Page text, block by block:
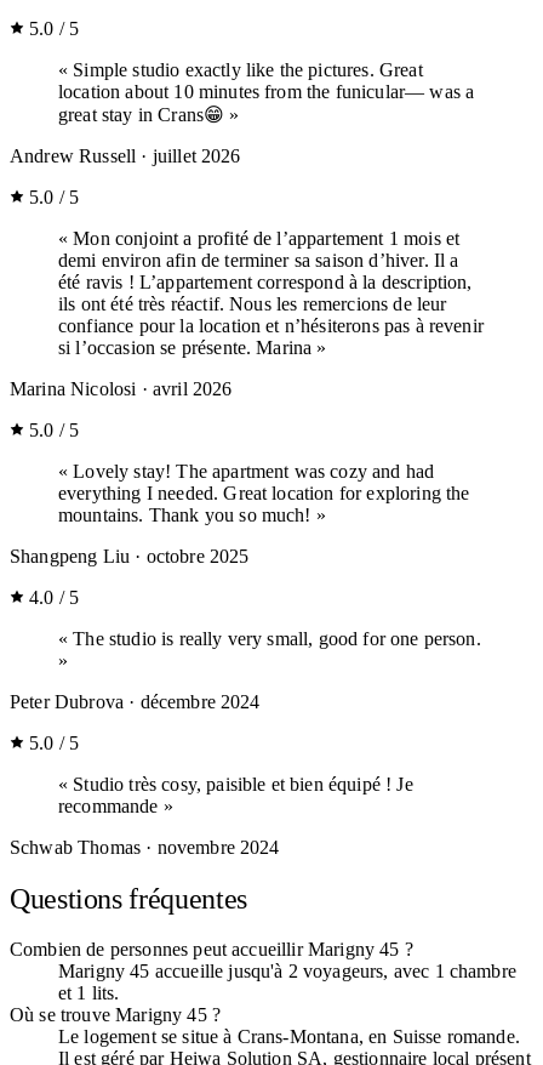
5.0 / 5
« Simple studio exactly like the pictures. Great
location about 10 minutes from the funicular— was a
great stay in Crans😁 »
Andrew Russell · juillet 2026
5.0 / 5
« Mon conjoint a profité de l’appartement 1 mois et
demi environ afin de terminer sa saison d’hiver. Il a
été ravis ! L’appartement correspond à la description,
ils ont été très réactif. Nous les remercions de leur
confiance pour la location et n’hésiterons pas à revenir
si l’occasion se présente. Marina »
Marina Nicolosi · avril 2026
5.0 / 5
« Lovely stay! The apartment was cozy and had
everything I needed. Great location for exploring the
mountains. Thank you so much! »
Shangpeng Liu · octobre 2025
4.0 / 5
« The studio is really very small, good for one person.
»
Peter Dubrova · décembre 2024
5.0 / 5
« Studio très cosy, paisible et bien équipé ! Je
recommande »
Schwab Thomas · novembre 2024
Questions fréquentes
Combien de personnes peut accueillir Marigny 45 ?
Marigny 45 accueille jusqu'à 2 voyageurs, avec 1 chambre
et 1 lits.
Où se trouve Marigny 45 ?
Le logement se situe à Crans-Montana, en Suisse romande.
Il est géré par Heiwa Solution SA, gestionnaire local présent